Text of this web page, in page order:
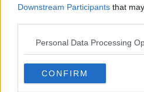
Downstream Participants that
Personal Data Processing
CONFIRM
Franco Bonciani
Se vuoi leggere le notizie principali